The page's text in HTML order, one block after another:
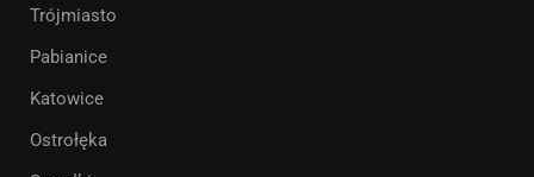
Trójmiasto
Pabianice
Katowice
Ostrołęka